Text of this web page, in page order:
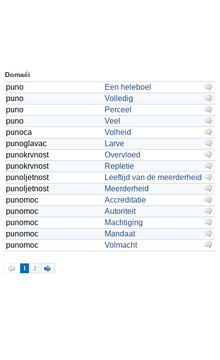
Domaći
puno
Een heleboel
puno
Volledig
puno
Perceel
puno
Veel
punoca
Volheid
punoglavac
Larve
punokrvnost
Overvloed
punokrvnost
Repletie
punoljetnost
Leeftijd van de meerderheid
punoljetnost
Meerderheid
punomoc
Accreditatie
punomoc
Autoriteit
punomoc
Machtiging
punomoc
Mandaat
punomoc
Volmacht
1 2